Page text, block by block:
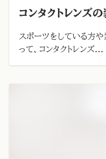
コンタクトレンズ
スポーツをしている方
って、コンタクトレンズ...